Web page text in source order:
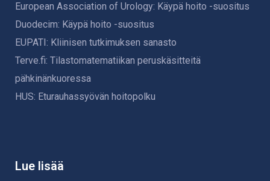
European Association of Urology: Käypä hoito -suositus
Duodecim: Käypä hoito -suositus
EUPATI: Kliinisen tutkimuksen sanasto
Terve.fi: Tilastomatematiikan peruskäsitteitä
pähkinänkuoressa
HUS: Eturauhassyövän hoitopolku
Lue lisää